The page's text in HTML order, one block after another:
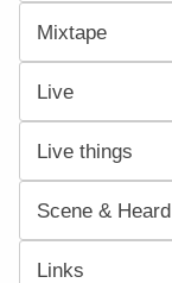
Mixtape
Live
Live things
Scene & Heard
Links